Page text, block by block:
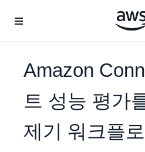
Amazon
트 성능 평가
제기 워크플